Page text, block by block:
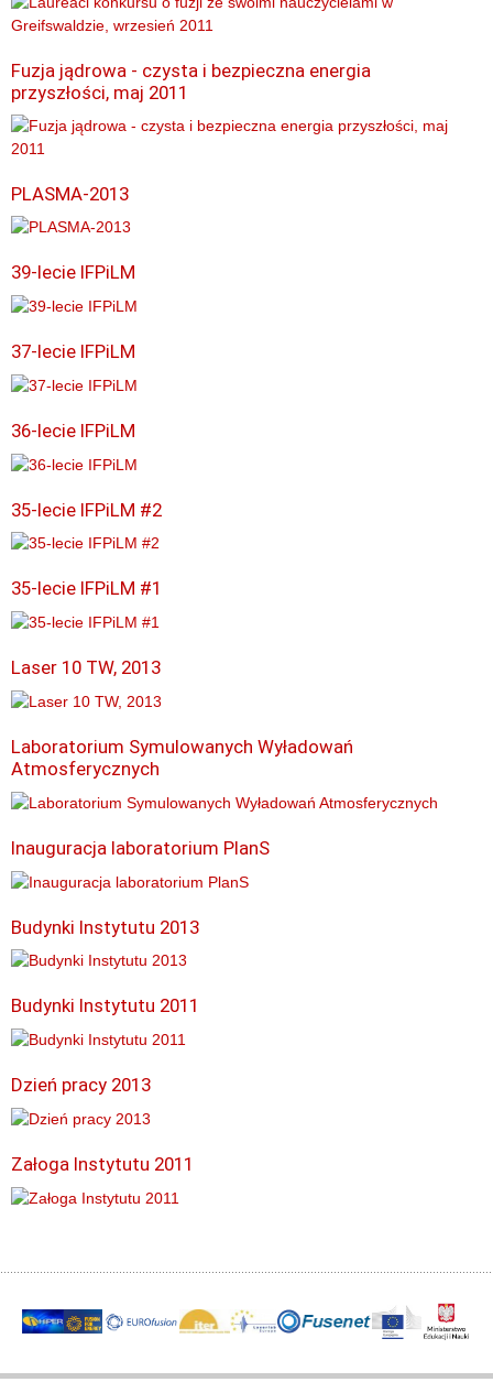
Fuzja jądrowa - czysta i bezpieczna energia
przyszłości, maj 2011
PLASMA-2013
39-lecie IFPiLM
37-lecie IFPiLM
36-lecie IFPiLM
35-lecie IFPiLM #2
35-lecie IFPiLM #1
Laser 10 TW, 2013
Laboratorium Symulowanych Wyładowań
Atmosferycznych
Inauguracja laboratorium PlanS
Budynki Instytutu 2013
Budynki Instytutu 2011
Dzień pracy 2013
Załoga Instytutu 2011